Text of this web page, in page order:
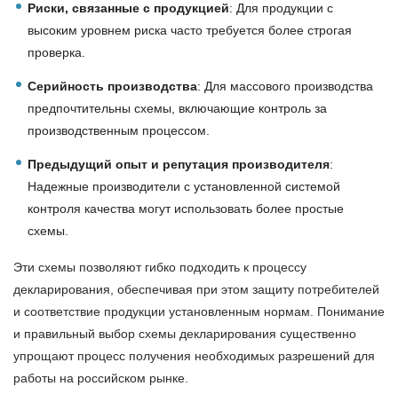
Риски, связанные с продукцией: Для продукции с
высоким уровнем риска часто требуется более строгая
проверка.
Серийность производства: Для массового производства
предпочтительны схемы, включающие контроль за
производственным процессом.
Предыдущий опыт и репутация производителя:
Надежные производители с установленной системой
контроля качества могут использовать более простые
схемы.
Эти схемы позволяют гибко подходить к процессу
декларирования, обеспечивая при этом защиту потребителей
и соответствие продукции установленным нормам. Понимание
и правильный выбор схемы декларирования существенно
упрощают процесс получения необходимых разрешений для
работы на российском рынке.